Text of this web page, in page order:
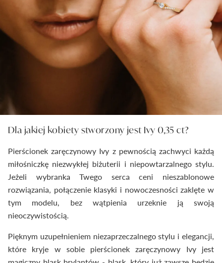
Dla jakiej kobiety stworzony jest Ivy 0,35 ct?
Pierścionek zaręczynowy Ivy z pewnością zachwyci każdą
miłośniczkę niezwykłej biżuterii i niepowtarzalnego stylu.
Jeżeli wybranka Twego serca ceni nieszablonowe
rozwiązania, połączenie klasyki i nowoczesności zaklęte w
tym modelu, bez wątpienia urzeknie ją swoją
nieoczywistością.
Pięknym uzupełnieniem niezaprzeczalnego stylu i elegancji,
które kryje w sobie pierścionek zaręczynowy Ivy jest